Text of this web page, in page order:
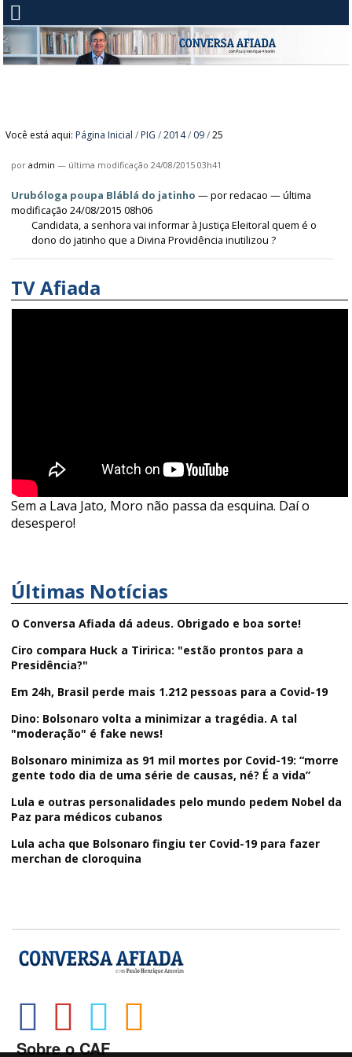
Você está aqui: Página Inicial / PIG /2014/ 09 /25
poradmin — última modificação 24/08/2015 03h41
Urubóloga poupa Bláblá do jatinho —porredacao — última
modificação 24/08/2015 08h06
Candidata, a senhora vai informar à Justiça Eleitoral quem é o
dono do jatinho que a Divina Providência inutilizou ?
TV Afiada
Sem a Lava Jato, Moro não passa da esquina. Daí o
desespero!
Últimas Notícias
O Conversa Afiada dá adeus. Obrigado e boa sorte!
Ciro compara Huck a Tiririca: "estão prontos para a
Presidência?"
Em 24h, Brasil perde mais 1.212 pessoas para a Covid-19
Dino: Bolsonaro volta a minimizar a tragédia. A tal
"moderação" é fake news!
Bolsonaro minimiza as 91 mil mortes por Covid-19: “morre
gente todo dia de uma série de causas, né? É a vida”
Lula e outras personalidades pelo mundo pedem Nobel da
Paz para médicos cubanos
Lula acha que Bolsonaro fingiu ter Covid-19 para fazer
merchan de cloroquina
Sobre o CAF